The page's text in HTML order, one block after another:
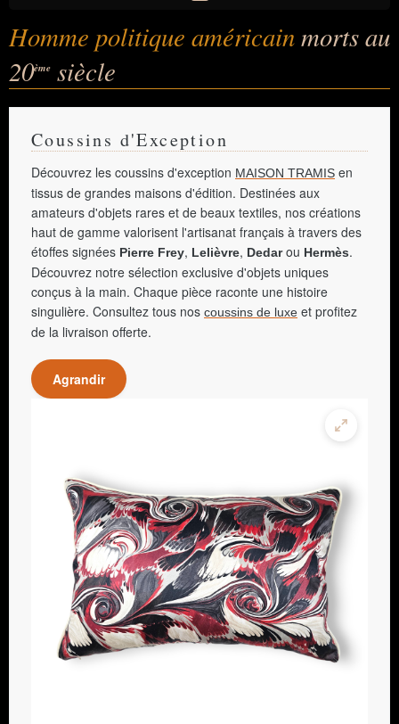
Homme politique américainmorts au
20ème siècle
Coussins d'Exception
Découvrez les coussins d'exception MAISON TRAMIS en
tissus de grandes maisons d'édition. Destinées aux
amateurs d'objets rares et de beaux textiles, nos créations
haut de gamme valorisent l'artisanat français à travers des
étoffes signées Pierre Frey, Lelièvre, Dedarou Hermès.
Découvrez notre sélection exclusive d'objets uniques
conçus à la main. Chaque pièce raconte une histoire
singulière. Consultez tous nos coussins de luxe et profitez
de la livraison offerte.
Agrandir